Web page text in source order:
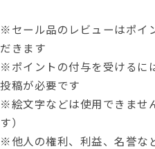
※セール品のレビューはポイ
だきます
※ポイントの付与を受けるに
投稿が必要です
※絵文字などは使用できませ
す）
※他人の権利、利益、名誉な